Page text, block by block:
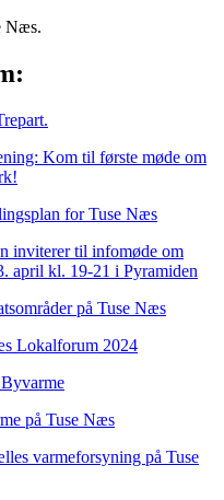
Næs.
Kom til første møde om
for Tuse Næs
inviterer til infomøde om
april kl. 19-21 i Pyramiden
på Tuse Næs
Lokalforum 2024
på Tuse Næs
varmeforsyning på Tuse